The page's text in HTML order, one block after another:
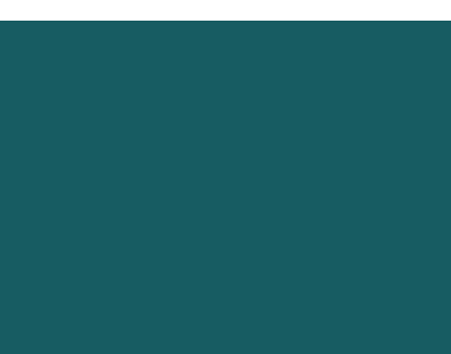
Pers Mahasiswa